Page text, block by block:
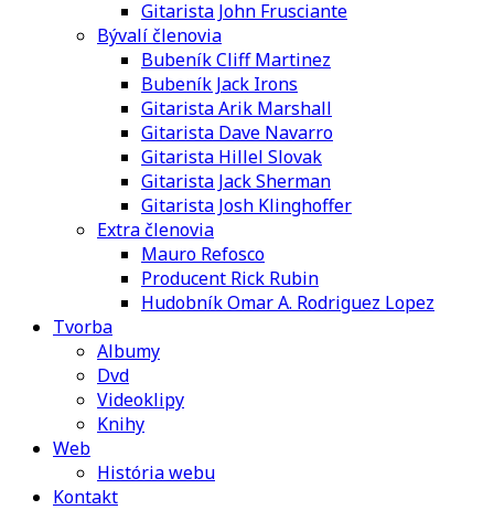
Gitarista John Frusciante
Bývalí členovia
Bubeník Cliff Martinez
Bubeník Jack Irons
Gitarista Arik Marshall
Gitarista Dave Navarro
Gitarista Hillel Slovak
Gitarista Jack Sherman
Gitarista Josh Klinghoffer
Extra členovia
Mauro Refosco
Producent Rick Rubin
Hudobník Omar A. Rodriguez Lopez
Tvorba
Albumy
Dvd
Videoklipy
Knihy
Web
História webu
Kontakt